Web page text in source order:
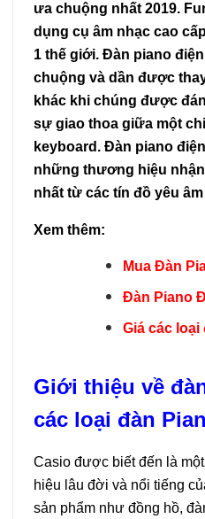
ưa chuộng nhất 2019.
dụng cụ âm nhạc cao
1 thế giới. Đàn piano
chuộng và dần được
khác khi chúng được
sự giao thoa giữa một
keyboard. Đàn piano
những thương hiệu
nhất từ các tín đồ yêu
Xem thêm:
Mua Đàn
Đàn Piano
Giá các
Giới thiệu về
các loại đàn
Casio được biết đến là
hiệu lâu đời và nổi tiếng
sản phẩm như đồng hồ,